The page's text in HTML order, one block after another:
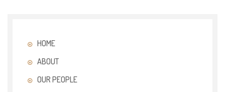
HOME
ABOUT
OUR PEOPLE